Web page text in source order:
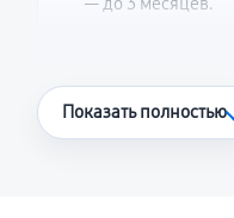
Что считается
Показать полностью